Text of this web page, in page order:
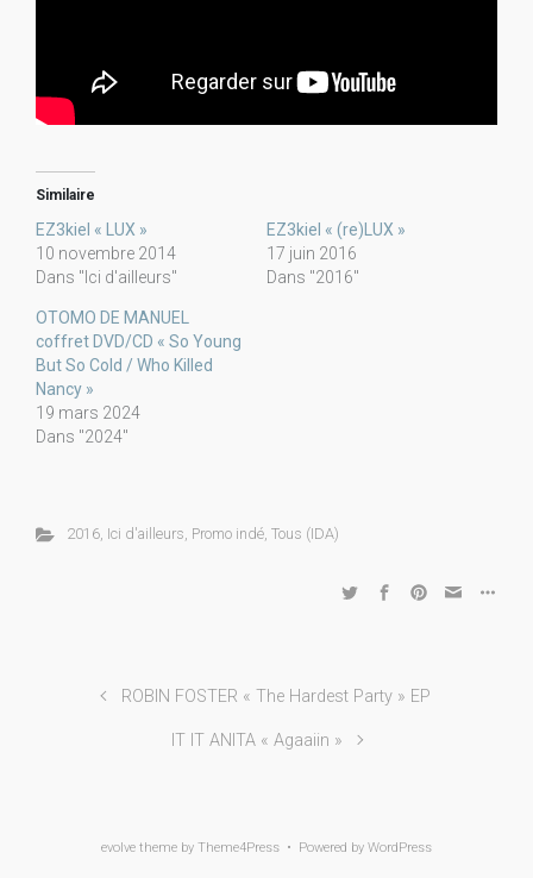
Similaire
EZ3kiel « LUX »
10 novembre 2014
Dans "Ici d'ailleurs"
EZ3kiel « (re)LUX »
17 juin 2016
Dans "2016"
OTOMO DE MANUEL
coffret DVD/CD « So Young
But So Cold / Who Killed
Nancy »
19 mars 2024
Dans "2024"
2016, Ici d'ailleurs, Promo indé, Tous (IDA)
ROBIN FOSTER « The Hardest Party » EP
IT IT ANITA « Agaaiin »
evolve theme by Theme4Press • Powered by WordPress